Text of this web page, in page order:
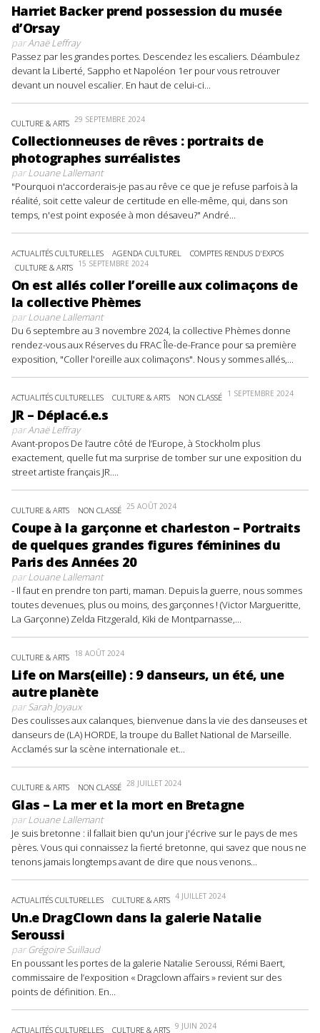
Harriet Backer prend possession du musée
d’Orsay
parAnaë Leffray
Passez par les grandes portes. Descendez les escaliers. Déambulez
devant la Liberté, Sappho et Napoléon 1er pour vous retrouver
devant un nouvel escalier. En haut de celui-ci...
CULTURE & ARTS 29 SEPTEMBRE 2024
Collectionneuses de rêves : portraits de
photographes surréalistes
parLouane Lallemant
"Pourquoi n'accorderais-je pas au rêve ce que je refuse parfois à la
réalité, soit cette valeur de certitude en elle-même, qui, dans son
temps, n'est point exposée à mon désaveu?" André...
ACTUALITÉS CULTURELLES AGENDA CULTUREL
COMPTES RENDUS D'EXPOS
CULTURE & ARTS 15 SEPTEMBRE 2024
On est allés coller l’oreille aux colimaçons de
la collective Phèmes
parLouane Lallemant
Du 6 septembre au 3 novembre 2024, la collective Phèmes donne
rendez-vous aux Réserves du FRAC Île-de-France pour sa première
exposition, "Coller l'oreille aux colimaçons". Nous y sommes allés,...
ACTUALITÉS CULTURELLES CULTURE & ARTS NON CLASSÉ 1 SEPTEMBRE 2024
JR – Déplacé.e.s
parAnaë Leffray
Avant-propos De l’autre côté de l’Europe, à Stockholm plus
exactement, quelle fut ma surprise de tomber sur une exposition du
street artiste français JR....
CULTURE & ARTS NON CLASSÉ 25 AOÛT 2024
Coupe à la garçonne et charleston – Portraits
de quelques grandes figures féminines du
Paris des Années 20
parLouane Lallemant
- Il faut en prendre ton parti, maman. Depuis la guerre, nous sommes
toutes devenues, plus ou moins, des garçonnes ! (Victor Margueritte,
La Garçonne) Zelda Fitzgerald, Kiki de Montparnasse,...
CULTURE & ARTS 18 AOÛT 2024
Life on Mars(eille) : 9 danseurs, un été, une
autre planète
parSarah Joyaux
Des coulisses aux calanques, bienvenue dans la vie des danseuses et
danseurs de (LA) HORDE, la troupe du Ballet National de Marseille.
Acclamés sur la scène internationale et...
CULTURE & ARTS NON CLASSÉ 28 JUILLET 2024
Glas – La mer et la mort en Bretagne
parLouane Lallemant
Je suis bretonne : il fallait bien qu'un jour j'écrive sur le pays de mes
pères. Vous qui connaissez la fierté bretonne, qui savez que nous ne
tenons jamais longtemps avant de dire que nous venons...
ACTUALITÉS CULTURELLES CULTURE & ARTS 4 JUILLET 2024
Un.e DragClown dans la galerie Natalie
Seroussi
parGrégoire Suillaud
En poussant les portes de la galerie Natalie Seroussi, Rémi Baert,
commissaire de l’exposition « Dragclown affairs » revient sur des
points de définition. En...
ACTUALITÉS CULTURELLES CULTURE & ARTS 9 JUIN 2024